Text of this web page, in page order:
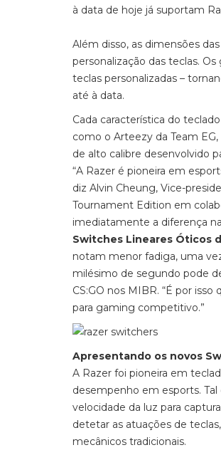
à data de hoje já suportam
Além disso, as dimensões
personalização das teclas.
teclas personalizadas –
até à data.
Cada característica do
como o Arteezy da Team
de alto calibre desenvolvido
“A Razer é pioneira em
diz Alvin Cheung, Vice-
Tournament Edition em
imediatamente a diferença
Switches Lineares Óticos
notam menor fadiga, uma
milésimo de segundo pode
CS:GO nos MIBR. “É por
para gaming competitivo.”
Apresentando os novos
A Razer foi pioneira em
desempenho em esports.
velocidade da luz para
detetar as atuações de
mecânicos tradicionais.